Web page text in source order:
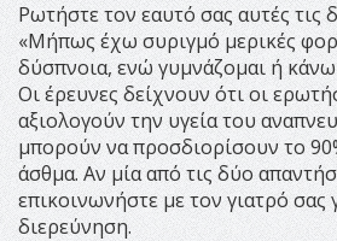
Ρωτήστε τον εαυτό σας αυτές τις
«Μήπως έχω συριγμό μερικές
δύσπνοια, ενώ γυμνάζομαι ή κάνω
Οι έρευνες δείχνουν ότι οι
αξιολογούν την υγεία του
μπορούν να προσδιορίσουν το
άσθμα. Αν μία από τις δύο
επικοινωνήστε με τον γιατρό σας
διερεύνηση.